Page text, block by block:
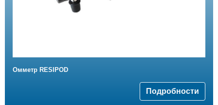
Омметр RESIPOD
Подробности